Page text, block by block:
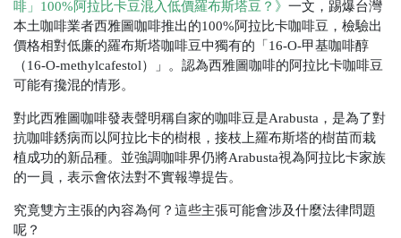
啡」100%阿拉比卡豆混入低價羅布斯塔豆？》 一文，踢爆台灣
本土咖啡業者西雅圖咖啡推出的100%阿拉比卡咖啡豆，檢驗出
價格相對低廉的羅布斯塔咖啡豆中獨有的「16-O-甲基咖啡醇
（16-O-methylcafestol）」。認為西雅圖咖啡的阿拉比卡咖啡豆
可能有攙混的情形。
對此西雅圖咖啡發表聲明稱自家的咖啡豆是Arabusta，是為了對
抗咖啡銹病而以阿拉比卡的樹根，接枝上羅布斯塔的樹苗而栽
植成功的新品種。並強調咖啡界仍將Arabusta視為阿拉比卡家族
的一員，表示會依法對不實報導提告。
究竟雙方主張的內容為何？這些主張可能會涉及什麼法律問題
呢？